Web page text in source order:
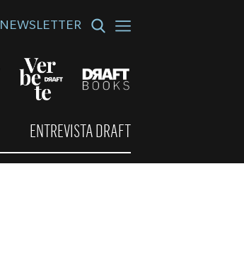
NEWSLETTER
ENTREVISTA DRAFT